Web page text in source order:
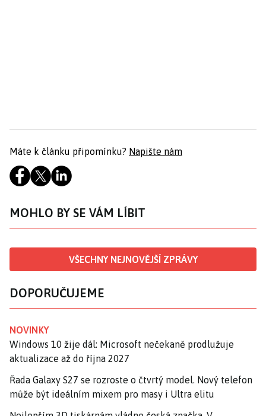
Máte k článku připomínku? Napište nám
MOHLO BY SE VÁM LÍBIT
VŠECHNY NEJNOVĚJŠÍ ZPRÁVY
DOPORUČUJEME
NOVINKY
Windows 10 žije dál: Microsoft nečekaně prodlužuje
aktualizace až do října 2027
Řada Galaxy S27 se rozroste o čtvrtý model. Nový telefon
může být ideálním mixem pro masy i Ultra elitu